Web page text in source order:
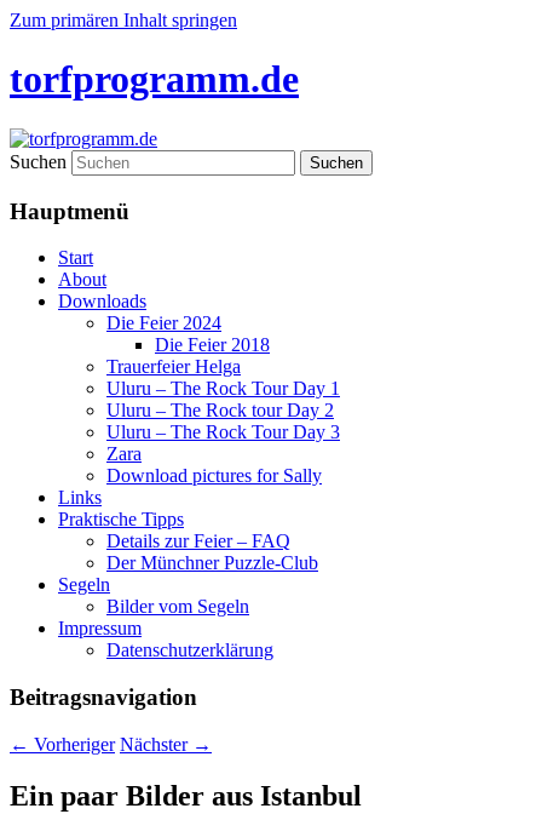
Zum primären Inhalt springen
torfprogramm.de
Suchen
Hauptmenü
Start
About
Downloads
Die Feier 2024
Die Feier 2018
Trauerfeier Helga
Uluru – The Rock Tour Day 1
Uluru – The Rock tour Day 2
Uluru – The Rock Tour Day 3
Zara
Download pictures for Sally
Links
Praktische Tipps
Details zur Feier – FAQ
Der Münchner Puzzle-Club
Segeln
Bilder vom Segeln
Impressum
Datenschutz­erklärung
Beitragsnavigation
← Vorheriger Nächster →
Ein paar Bilder aus Istanbul